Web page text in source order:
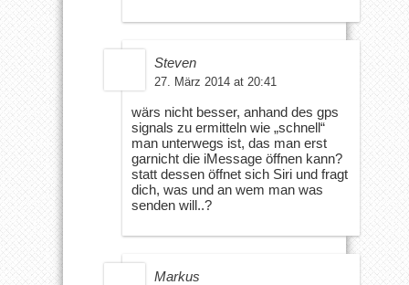
Steven
27. März 2014 at 20:41
wärs nicht besser, anhand des gps
signals zu ermitteln wie „schnell“
man unterwegs ist, das man erst
garnicht die iMessage öffnen kann?
statt dessen öffnet sich Siri und fragt
dich, was und an wem man was
senden will..?
Markus